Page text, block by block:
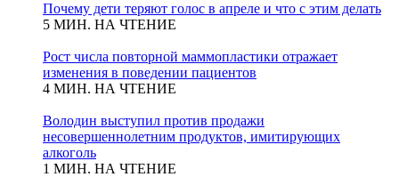
Почему дети теряют голос в апреле и что с этим делать
5 МИН. НА ЧТЕНИЕ
Рост числа повторной маммопластики отражает
изменения в поведении пациентов
4 МИН. НА ЧТЕНИЕ
Володин выступил против продажи
несовершеннолетним продуктов, имитирующих
алкоголь
1 МИН. НА ЧТЕНИЕ